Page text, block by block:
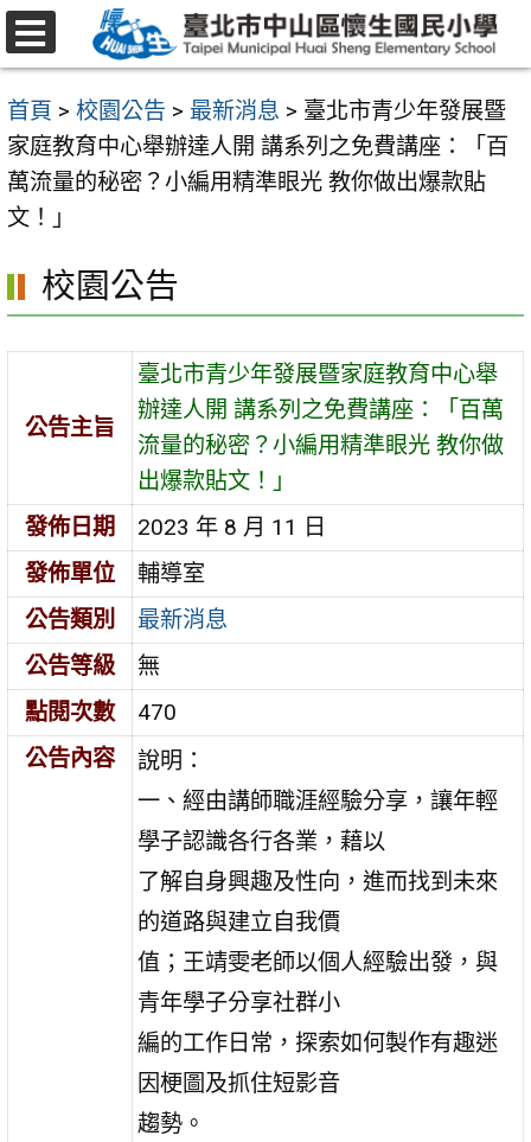
跳
至
要
內
容
區
首頁 > 校園公告 > 最新消息 > 臺北市青少年發展暨
家庭教育中心舉辦達人開 講系列之免費講座：「百
萬流量的秘密？小編用精準眼光 教你做出爆款貼
文！」
校園公告
公告主旨
臺北市青少年發展暨家庭教育中心舉
辦達人開 講系列之免費講座：「百萬
流量的秘密？小編用精準眼光 教你做
出爆款貼文！」
發佈日期
2023 年 8 月 11 日
發佈單位
輔導室
公告類別
最新消息
公告等級
無
點閱次數
470
公告內容
說明：
一、經由講師職涯經驗分享，讓年輕
學子認識各行各業，藉以
了解自身興趣及性向，進而找到未來
的道路與建立自我價
值；王靖雯老師以個人經驗出發，與
青年學子分享社群小
編的工作日常，探索如何製作有趣迷
因梗圖及抓住短影音
趨勢。
選
單